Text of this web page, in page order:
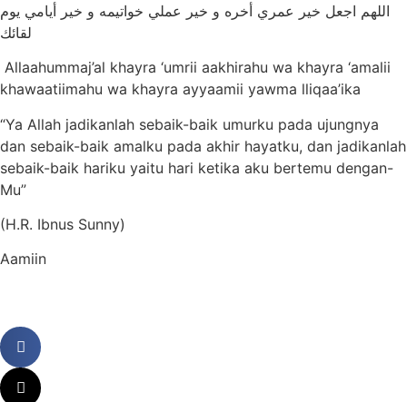
اللهم اجعل خير عمري أخره و خير عملي خواتيمه و خير أيامي يوم
لقائك
Allaahummaj’al khayra ‘umrii aakhirahu wa khayra ‘amalii
khawaatiimahu wa khayra ayyaamii yawma lliqaa’ika
“Ya Allah jadikanlah sebaik-baik umurku pada ujungnya
dan sebaik-baik amalku pada akhir hayatku, dan jadikanlah
sebaik-baik hariku yaitu hari ketika aku bertemu dengan-
Mu”
(H.R. Ibnus Sunny)
Aamiin